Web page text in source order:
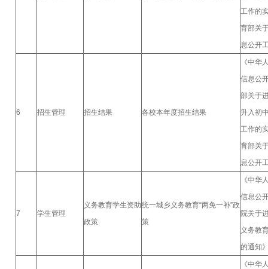
工作的
育部关
息公开
6 招生管理 招生结果 各校本年度招生结果
《中华
信息公
部关于
升入初
工作的
育部关
息公开
7 学生管理
义务教育学生资助
政策
统一城乡义务教育“两免一补”政
策
《中华
信息公
院关于
义务教
的通知
《中华